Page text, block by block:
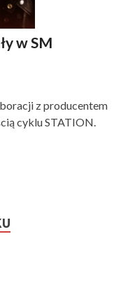
w SM
z producentem
cyklu STATION.